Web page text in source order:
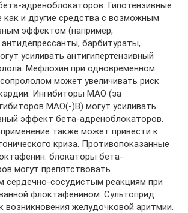
адреноблокаторов. Гипотензивные
как и другие средства с возможным
эффектом (например,
антидепрессанты, барбитураты,
усиливать антигипертензивный
Мефлохин при одновременном
может увеличивать риск
Ингибиторы МАО (за
МАО(-)В) могут усиливать
эффект бета-адреноблокаторов.
также может привести к
криза. Противопоказанные
блокаторы бета-
могут препятствовать
сердечно-сосудистым реакциям при
флоктафенином. Сультоприд:
возникновения желудочковой аритмии.